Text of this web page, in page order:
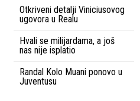
Otkriveni detalji Viniciusovog
ugovora u Realu
Hvali se milijardama, a još
nas nije isplatio
Randal Kolo Muani ponovo u
Juventusu